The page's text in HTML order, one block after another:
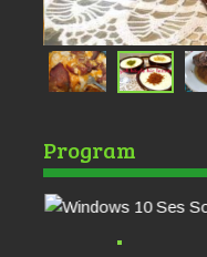
Program
Sorunu